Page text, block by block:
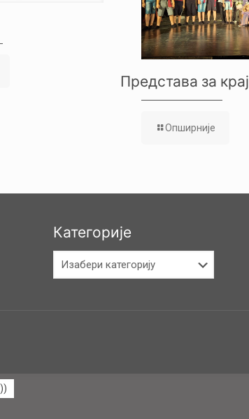
Представа за крај
Опширније
Категорије
Категорије
)